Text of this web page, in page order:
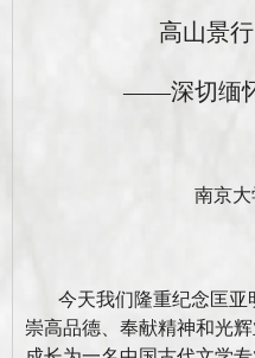
高山景
——深切缅
南京大
今天我们隆重纪念匡亚
崇高品德、奉献精神和光